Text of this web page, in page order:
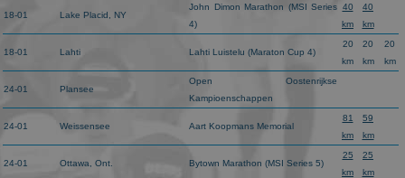
18-01 Lake Placid, NY
John Dimon Marathon (MSI Series
4)
40
km
40
km
18-01 Lahti Lahti Luistelu (Maraton Cup 4)
20
km
20
km
20
km
24-01 Plansee
Open Oostenrijkse
Kampioenschappen
24-01 Weissensee Aart Koopmans Memorial
81
km
59
km
24-01 Ottawa, Ont. Bytown Marathon (MSI Series 5)
25
km
25
km